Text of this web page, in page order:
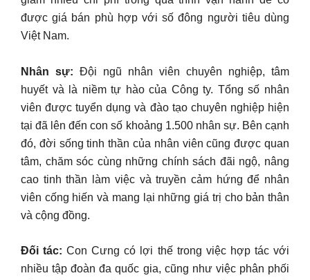
được giá bán phù hợp với số đông người tiêu dùng
Việt Nam.
Nhân sự: Đội ngũ nhân viên chuyên nghiệp, tâm
huyết và là niềm tự hào của Công ty. Tổng số nhân
viên được tuyển dụng và đào tạo chuyên nghiệp hiện
tại đã lên đến con số khoảng 1.500 nhân sự. Bên cạnh
đó, đời sống tinh thần của nhân viên cũng được quan
tâm, chăm sóc cùng những chính sách đãi ngộ, nâng
cao tinh thần làm việc và truyền cảm hứng để nhân
viên cống hiến và mang lại những giá trị cho bản thân
và cộng đồng.
Đối tác: Con Cưng có lợi thế trong việc hợp tác với
nhiều tập đoàn đa quốc gia, cũng như việc phân phối